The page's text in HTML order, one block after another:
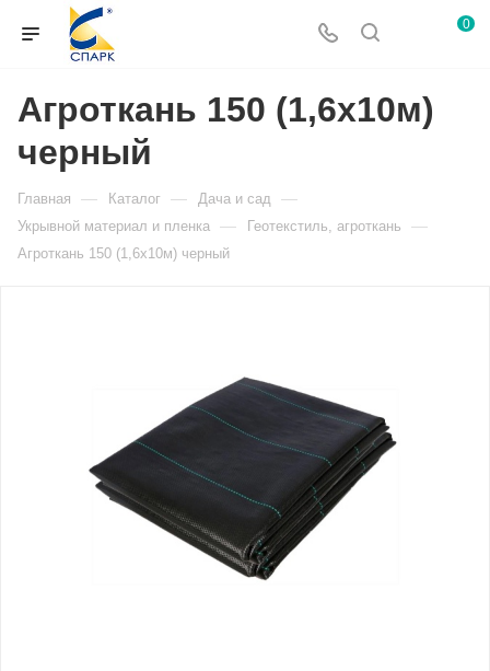
0
Агроткань 150 (1,6х10м)
черный
Главная — Каталог — Дача и сад —
Укрывной материал и пленка — Геотекстиль, агроткань —
Агроткань 150 (1,6х10м) черный